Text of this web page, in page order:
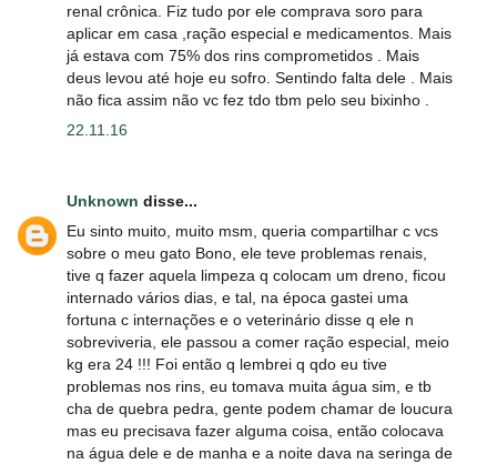
renal crônica. Fiz tudo por ele comprava soro para
aplicar em casa ,ração especial e medicamentos. Mais
já estava com 75% dos rins comprometidos . Mais
deus levou até hoje eu sofro. Sentindo falta dele . Mais
não fica assim não vc fez tdo tbm pelo seu bixinho .
22.11.16
Unknown disse...
Eu sinto muito, muito msm, queria compartilhar c vcs
sobre o meu gato Bono, ele teve problemas renais,
tive q fazer aquela limpeza q colocam um dreno, ficou
internado vários dias, e tal, na época gastei uma
fortuna c internações e o veterinário disse q ele n
sobreviveria, ele passou a comer ração especial, meio
kg era 24 !!! Foi então q lembrei q qdo eu tive
problemas nos rins, eu tomava muita água sim, e tb
cha de quebra pedra, gente podem chamar de loucura
mas eu precisava fazer alguma coisa, então colocava
na água dele e de manha e a noite dava na seringa de